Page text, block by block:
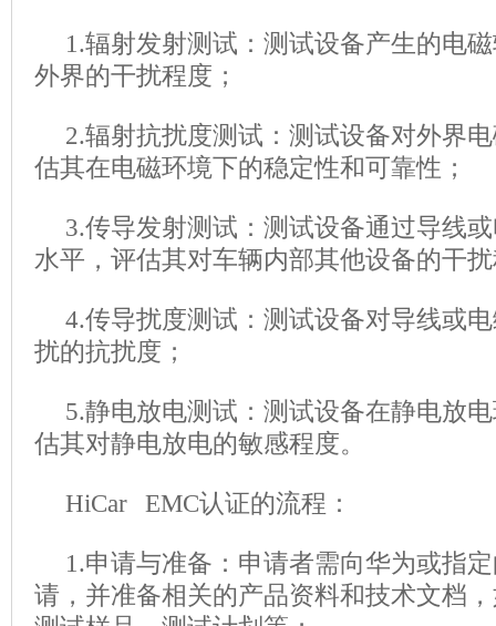
1.辐射发射测试：测试设备产生的电
外界的干扰程度；
2.辐射抗扰度测试：测试设备对外界
估其在电磁环境下的稳定性和可靠性；
3.传导发射测试：测试设备通过导线
水平，评估其对车辆内部其他设备的干
4.传导扰度测试：测试设备对导线或
扰的抗扰度；
5.静电放电测试：测试设备在静电放
估其对静电放电的敏感程度。
HiCar EMC认证的流程：
1.申请与准备：申请者需向华为或指
请，并准备相关的产品资料和技术文档